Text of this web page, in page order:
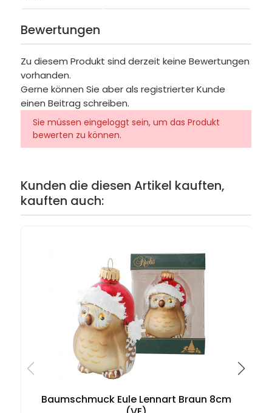
Bewertungen
Zu diesem Produkt sind derzeit keine Bewertungen
vorhanden.
Gerne können Sie aber als registrierter Kunde
einen Beitrag schreiben.
Sie müssen eingeloggt sein, um das Produkt
bewerten zu können.
Kunden die diesen Artikel kauften,
kauften auch:
Baumschmuck Eule Lennart Braun 8cm